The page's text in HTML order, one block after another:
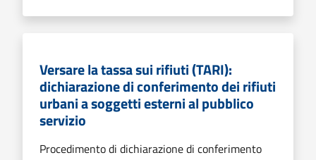
Versare la tassa sui rifiuti (TARI):
dichiarazione di conferimento dei rifiuti
urbani a soggetti esterni al pubblico
servizio
Procedimento di dichiarazione di conferimento